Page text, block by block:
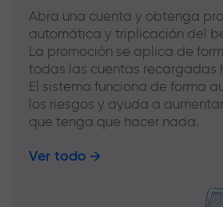
Abra una cuenta y obtenga
automática y triplicación del
La promoción se aplica de
todas las cuentas recargadas
El sistema funciona de forma
los riesgos y ayuda a
que tenga que hacer nada.
Ver todo